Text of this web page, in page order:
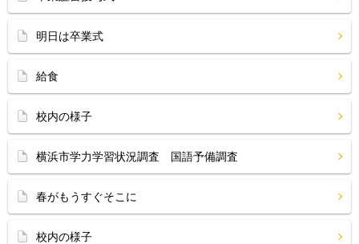
明日は卒業式
給食
校内の様子
横浜市学力学習状況調査 国語予備調査
春がもうすぐそこに
校内の様子